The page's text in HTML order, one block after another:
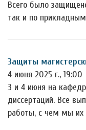
Всего было
так и по
Защиты
4 июня 2025 г., 19:00
3 и 4 июня на
диссертаций. Все
работы, с чем мы их